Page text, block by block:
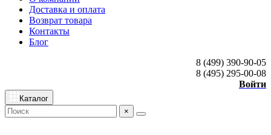
Доставка и оплата
Возврат товара
Контакты
Блог
8 (499) 390-90-05
8 (495) 295-00-08
Войти
Каталог
×